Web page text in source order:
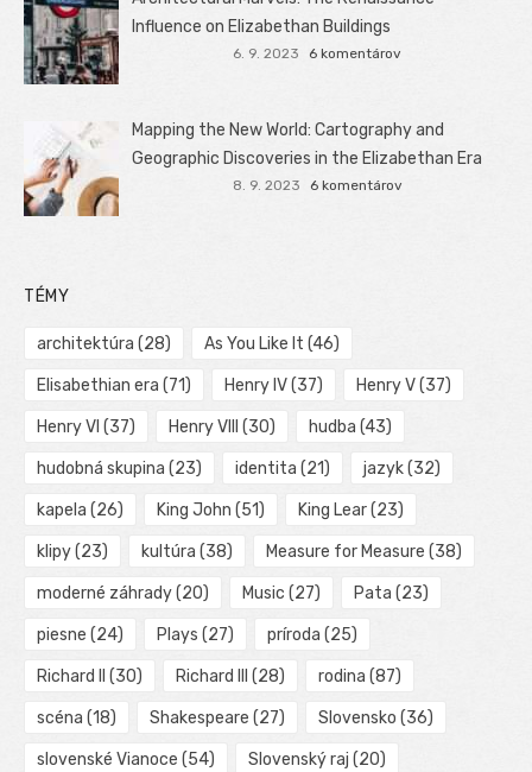
Influence on Elizabethan Buildings
6. 9. 2023 6 komentárov
Mapping the New World: Cartography and
Geographic Discoveries in the Elizabethan Era
8. 9. 2023 6 komentárov
TÉMY
architektúra (28) As You Like It (46)
Elisabethian era (71) Henry IV(37) Henry V(37)
Henry VI (37) Henry VIII (30) hudba (43)
hudobná skupina (23) identita (21) jazyk(32)
kapela (26) King John (51) King Lear(23)
klipy(23) kultúra (38) Measure for Measure (38)
moderné záhrady(20) Music (27) Pata (23)
piesne (24) Plays (27) príroda (25)
Richard II (30) Richard III (28) rodina (87)
scéna (18) Shakespeare (27) Slovensko (36)
slovenské Vianoce (54) Slovenský raj (20)